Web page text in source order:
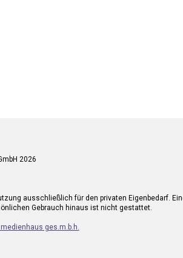
2026
ausschließlich für den privaten Eigenbedarf.
Gebrauch hinaus ist nicht gestattet.
ges.m.b.h.